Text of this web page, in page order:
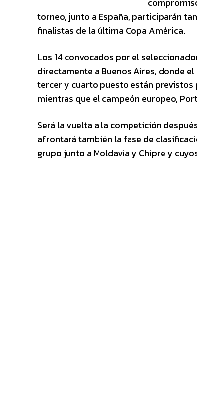
torneo, junto a España, participarán
finalistas de la última Copa América.
Los 14 convocados por el
directamente a Buenos Aires, donde
tercer y cuarto puesto están previstos
mientras que el campeón europeo,
Será la vuelta a la competición
afrontará también la fase de
grupo junto a Moldavia y Chipre y